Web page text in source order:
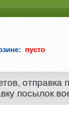
пусто
посылок